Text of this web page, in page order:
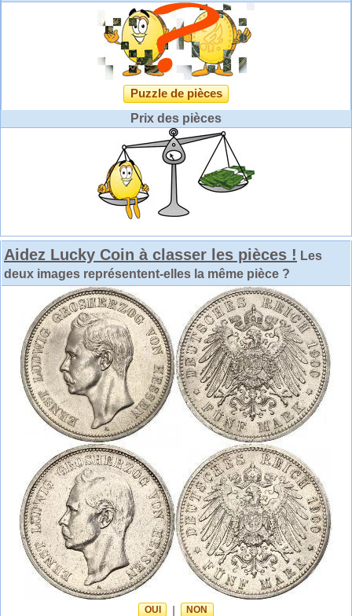
Puzzle de pièces
Prix des pièces
Aidez Lucky Coin à classer les pièces ! Les
deux images représentent-elles la même pièce ?
OUI NON